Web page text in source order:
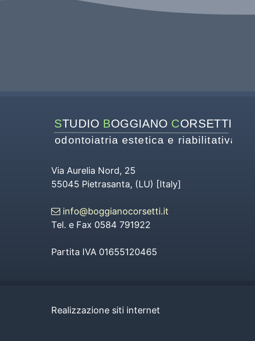
STUDIO BOGGIANO CORSETTI
odontoiatria estetica e riabilitativa
Via Aurelia Nord, 25
55045 Pietrasanta, (LU) [Italy]
info@boggianocorsetti.it
Tel. e Fax 0584 791922
Partita IVA 01655120465
Realizzazione siti internet